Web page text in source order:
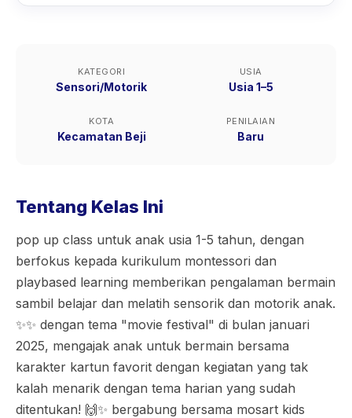
KATEGORI
Sensori/Motorik
USIA
Usia 1–5
KOTA
Kecamatan Beji
PENILAIAN
Baru
Tentang Kelas Ini
pop up class untuk anak usia 1-5 tahun, dengan
berfokus kepada kurikulum montessori dan
playbased learning memberikan pengalaman bermain
sambil belajar dan melatih sensorik dan motorik anak.
✨✨ dengan tema "movie festival" di bulan januari
2025, mengajak anak untuk bermain bersama
karakter kartun favorit dengan kegiatan yang tak
kalah menarik dengan tema harian yang sudah
ditentukan! 🙌✨ bergabung bersama mosart kids